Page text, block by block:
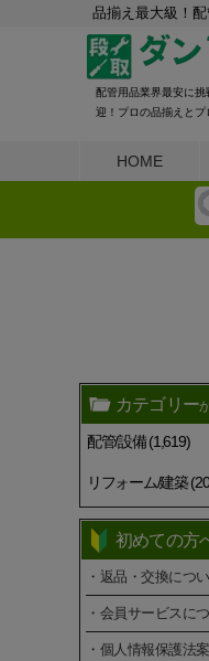
品揃え最大級！
配管用品業界最安に
迎！プロの品揃えとプ
HOME
カテゴリー
配管/設備 (1,619)
リフォーム/建築
初めての方
・返品・交換につ
・会員サービスに
・個人情報保護法